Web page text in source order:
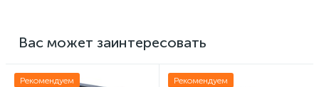
Вас может заинтересовать
Рекомендуем Рекомендуем